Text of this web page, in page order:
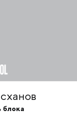
блока